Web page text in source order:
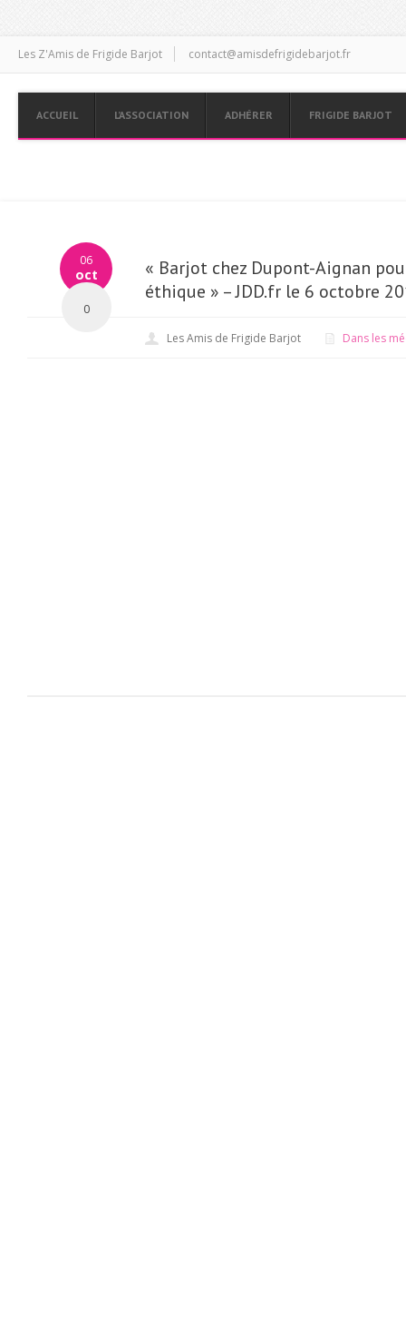
Les Z'Amis de Frigide Barjot contact@amisdefrigidebarjot.fr
ACCUEIL L’ASSOCIATION ADHÉRER FRIGIDE BARJOT
06
oct
0
« Barjot chez Dupont-Aignan
éthique » – JDD.fr le 6 octobre
Les Amis de Frigide Barjot Dans les